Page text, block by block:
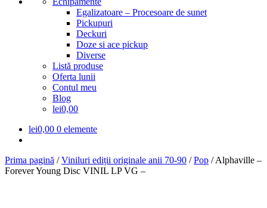
Egalizatoare – Procesoare de sunet
Pickupuri
Deckuri
Doze si ace pickup
Diverse
Listă produse
Oferta lunii
Contul meu
Blog
lei0,00
lei0,00 0 elemente
Prima pagină /Viniluri ediții originale anii 70-90 /Pop /Alphaville –
Forever Young Disc VINIL LP VG –